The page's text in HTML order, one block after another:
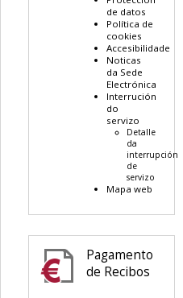
de datos
Política de
cookies
Accesibilidade
Noticas
da Sede
Electrónica
Interrución
do
servizo
Detalle
da
interrupción
de
servizo
Mapa web
Pagamento
de Recibos